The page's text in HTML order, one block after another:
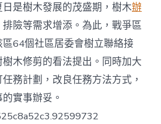
是樹木發展的茂盛期，樹木辦
排險等需求增添。為此，戰爭區
64個社區居委會樹立聯絡接
木修剪的看法提出。同時加大
務計劃，改良任務方法方式，
實事辦妥。